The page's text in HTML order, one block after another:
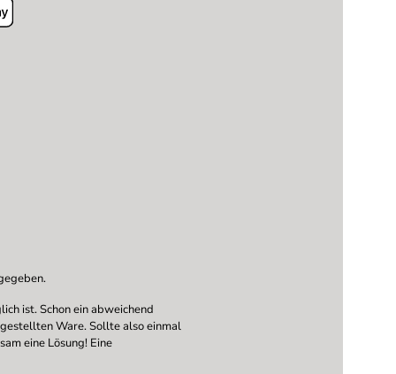
ist. Schon ein abweichend
Ware. Sollte also einmal
eine Lösung! Eine